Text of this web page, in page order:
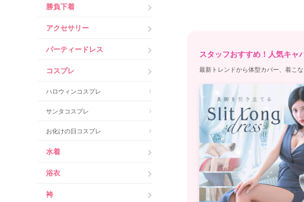
勝負下着
アクセサリー
パーティードレス
コスプレ
ハロウィンコスプレ
サンタコスプレ
お化けの日コスプレ
水着
浴衣
袴
スタッフおすすめ！人気キャ
最新トレンドから体型カバー、着こ